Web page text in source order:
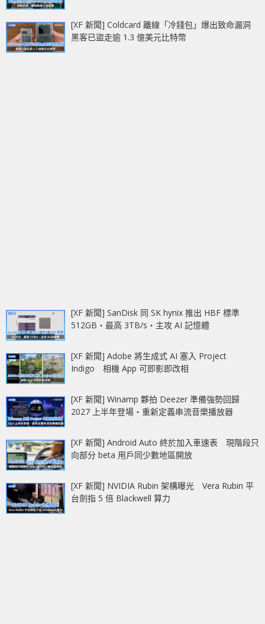
[XF 新聞] Coldcard 離線「冷錢包」爆出致命漏洞
黑客已盜走逾 1.3 億美元比特幣
[XF 新聞] SanDisk 同 SK hynix 推出 HBF 標準
512GB‧最高 3TB/s‧主攻 AI 記憶體
[XF 新聞] Adobe 將生成式 AI 塞入 Project
Indigo 相機 App 可即影即改相
[XF 新聞] Winamp 夥拍 Deezer 準備強勢回歸
2027 上半年登場‧重新定義串流音樂播放器
[XF 新聞] Android Auto 終於加入車速表 現階段只
向部分 beta 用戶同少數地區開放
[XF 新聞] NVIDIA Rubin 架構曝光 Vera Rubin 平
台劍指 5 倍 Blackwell 算力